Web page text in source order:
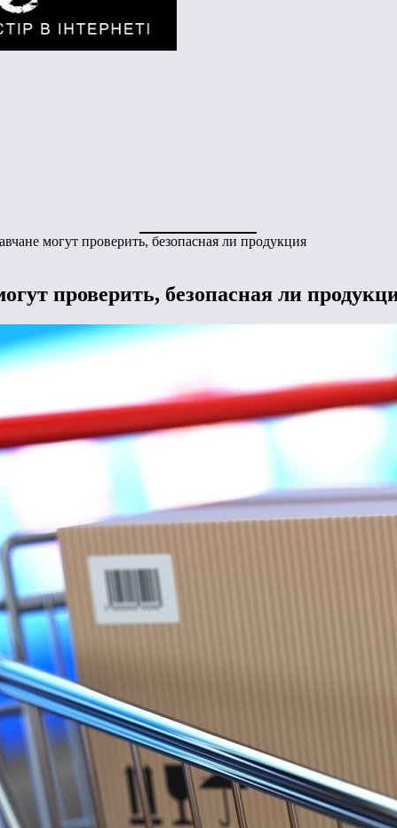
могут проверить, безопасная ли продукция
проверить, безопасная ли